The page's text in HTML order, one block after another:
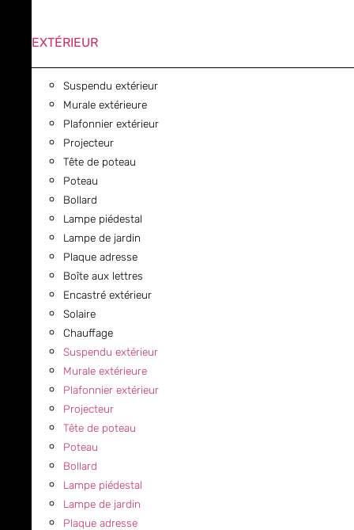
EXTÉRIEUR
Suspendu extérieur
Murale extérieure
Plafonnier extérieur
Projecteur
Tête de poteau
Poteau
Bollard
Lampe piédestal
Lampe de jardin
Plaque adresse
Boîte aux lettres
Encastré extérieur
Solaire
Chauffage
Suspendu extérieur
Murale extérieure
Plafonnier extérieur
Projecteur
Tête de poteau
Poteau
Bollard
Lampe piédestal
Lampe de jardin
Plaque adresse